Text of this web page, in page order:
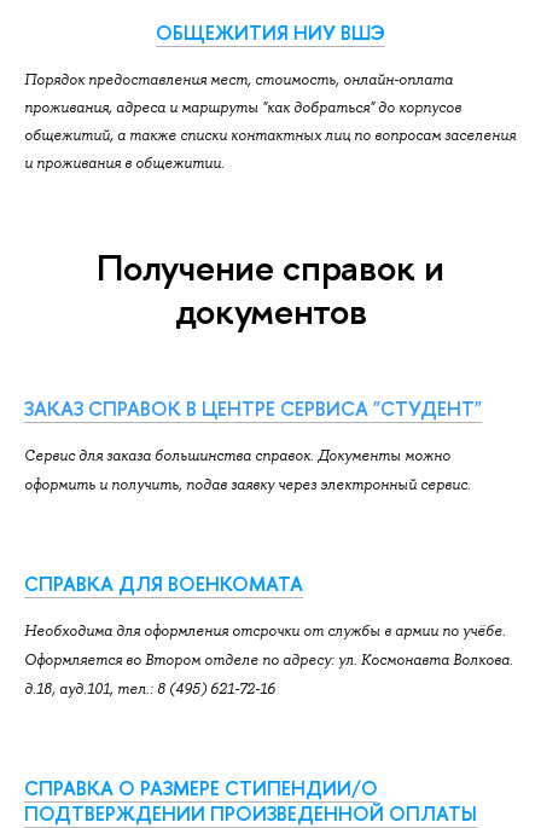
ОБЩЕЖИТИЯ НИУ ВШЭ
Порядок предоставления мест, стоимость, онлайн-оплата
проживания, адреса и маршруты "как добраться" до корпусов
общежитий, а также списки контактных лиц по вопросам заселения
и проживания в общежитии.
Получение справок и
документов
ЗАКАЗ СПРАВОК В ЦЕНТРЕ СЕРВИСА "СТУДЕНТ"
Cервис для заказа большинства справок. Документы можно
оформить и получить, подав заявку через электронный сервис.
СПРАВКА ДЛЯ ВОЕНКОМАТА
Необходима для оформления отсрочки от службы в армии по учёбе.
Оформляется во Втором отделе по адресу: ул. Космонавта Волкова.
д.18, ауд.101, тел.: 8 (495) 621-72-16
СПРАВКА О РАЗМЕРЕ СТИПЕНДИИ/О
ПОДТВЕРЖДЕНИИ ПРОИЗВЕДЕННОЙ ОПЛАТЫ